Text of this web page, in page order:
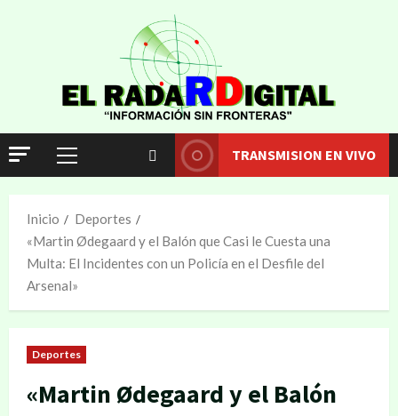
TRANSMISION EN VIVO
Inicio
Deportes
«Martin Ødegaard y el Balón que Casi le Cuesta una
Multa: El Incidentes con un Policía en el Desfile del
Arsenal»
Deportes
«Martin Ødegaard y el Balón